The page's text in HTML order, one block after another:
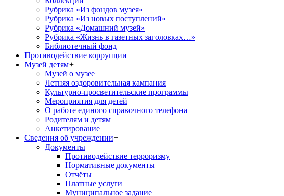
Рубрика «Из фондов музея»
Рубрика «Из новых поступлений»
Рубрика «Домашний музей»
Рубрика «Жизнь в газетных заголовках…»
Библиотечный фонд
Противодействие коррупции
Музей детям+
Музей о музее
Летняя оздоровительная кампания
Культурно-просветительские программы
Мероприятия для детей
О работе единого справочного телефона
Родителям и детям
Анкетирование
Сведения об учреждении+
Документы+
Противодействие терроризму
Нормативные документы
Отчёты
Платные услуги
Муниципальное задание